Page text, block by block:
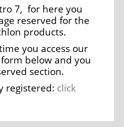
7, for here you
reserved for the
products.
you access our
below and you
section.
registered: click